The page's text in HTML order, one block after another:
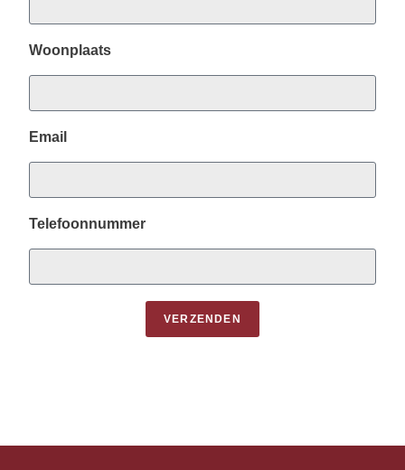
Woonplaats
Email
Telefoonnummer
VERZENDEN